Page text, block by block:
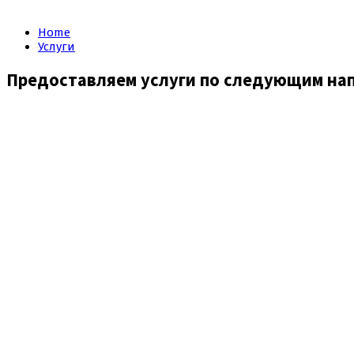
Home
Услуги
Предоставляем услуги по следующим